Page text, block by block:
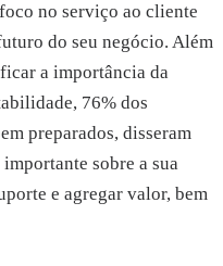
no serviço ao cliente
do seu negócio. Além
a importância da
76% dos
preparados, disseram
sobre a sua
e agregar valor, bem